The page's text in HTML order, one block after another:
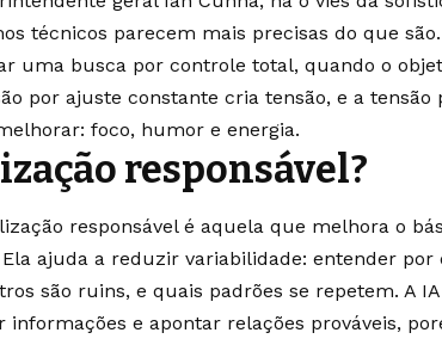
técnicos parecem mais precisas do que são.
uma busca por controle total, quando o
por ajuste constante cria tensão, e a tensão
foco, humor e energia.
responsável?
responsável é aquela que melhora o
ajuda a reduzir variabilidade: entender por
são ruins, e quais padrões se repetem. A
informações e apontar relações prováveis,